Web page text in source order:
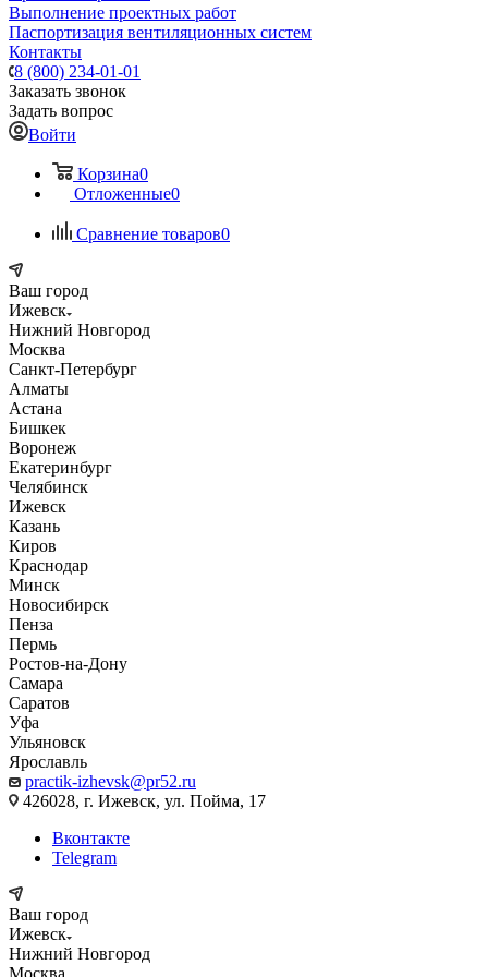
Выполнение проектных работ
Паспортизация вентиляционных систем
Контакты
8 (800) 234-01-01
Заказать звонок
Задать вопрос
Войти
Корзина0
Отложенные0
Сравнение товаров0
Ваш город
Ижевск
Нижний Новгород
Москва
Санкт-Петербург
Алматы
Астана
Бишкек
Воронеж
Екатеринбург
Челябинск
Ижевск
Казань
Киров
Краснодар
Минск
Новосибирск
Пенза
Пермь
Ростов-на-Дону
Самара
Саратов
Уфа
Ульяновск
Ярославль
practik-izhevsk@pr52.ru
426028, г. Ижевск, ул. Пойма, 17
Вконтакте
Telegram
Ваш город
Ижевск
Нижний Новгород
Москва